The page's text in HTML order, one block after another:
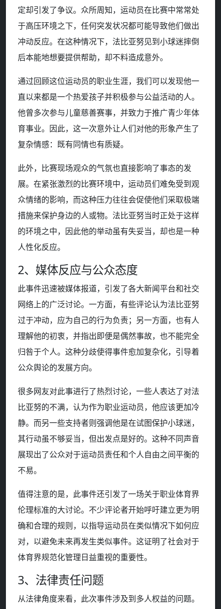
定却引发了争议。众所周知，运动员在比赛中常常处
于高压环境之下，任何突发状况都可能导致他们做出
冲动反应。在这种情况下，法比亚努见到小球迷摔倒
后本能地想要提供帮助，却不料造成意外。
通过回顾这位运动员的职业生涯，我们可以发现他一
直以来都是一个热爱孩子并积极参与公益活动的人。
他曾多次参与儿童慈善赛事，并致力于推广青少年体
育事业。因此，这一次意外让人们对他的形象产生了
复杂情感：既有同情也有质疑。
此外，比赛现场观众的气氛也直接影响了事态的发
展。在紧张激烈的比赛环境中，运动员们难免受到观
众情绪的影响，而这种压力往往会促使他们采取极端
措施来保护身边的人或物。法比亚努当时正处于这样
的环境之中，因此他的举动虽有失妥当，却也是一种
人性化反应。
2、媒体反应与公众态度
此事件迅速被媒体报道，引发了各大新闻平台和社交
网络上的广泛讨论。一方面，有些评论认为法比亚努
过于冲动，应为自己的行为负责；另一方面，也有人
理解他的初衷，并指出即便是偶然事故，也不能完全
归咎于个人。这种分歧使得事件愈加复杂化，引导着
公众舆论的发展方向。
很多网友对此事进行了热烈讨论，一些人表达了对法
比亚努的不满，认为作为职业运动员，他应该更加冷
静。而另一些支持者则强调他是在试图保护小球迷，
其行动虽不够妥当，但出发点是好的。这种不同声音
展现出了公众对于运动员责任和个人自由之间平衡的
不易。
值得注意的是，此事件还引发了一场关于职业体育界
伦理标准的大讨论。不少评论者开始呼吁建立更为明
确和合理的规则，以指导运动员在类似情况下如何应
对，以避免未来再发生类似事件。这证明了社会对于
体育界规范化管理日益重视的重要性。
3、法律责任问题
从法律角度来看，此次事件涉及到多人权益的问题。